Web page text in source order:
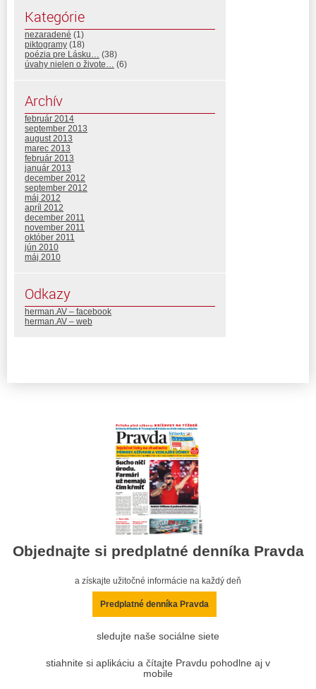
Kategórie
nezaradené (1)
piktogramy (18)
poézia pre Lásku… (38)
úvahy nielen o živote… (6)
Archív
február 2014
september 2013
august 2013
marec 2013
február 2013
január 2013
december 2012
september 2012
máj 2012
apríl 2012
december 2011
november 2011
október 2011
jún 2010
máj 2010
Odkazy
herman.AV – facebook
herman.AV – web
Objednajte si predplatné denníka Pravda
a získajte užitočné informácie na každý deň
Predplatné denníka Pravda
sledujte naše sociálne siete
stiahnite si aplikáciu a čítajte Pravdu pohodlne aj v
mobile